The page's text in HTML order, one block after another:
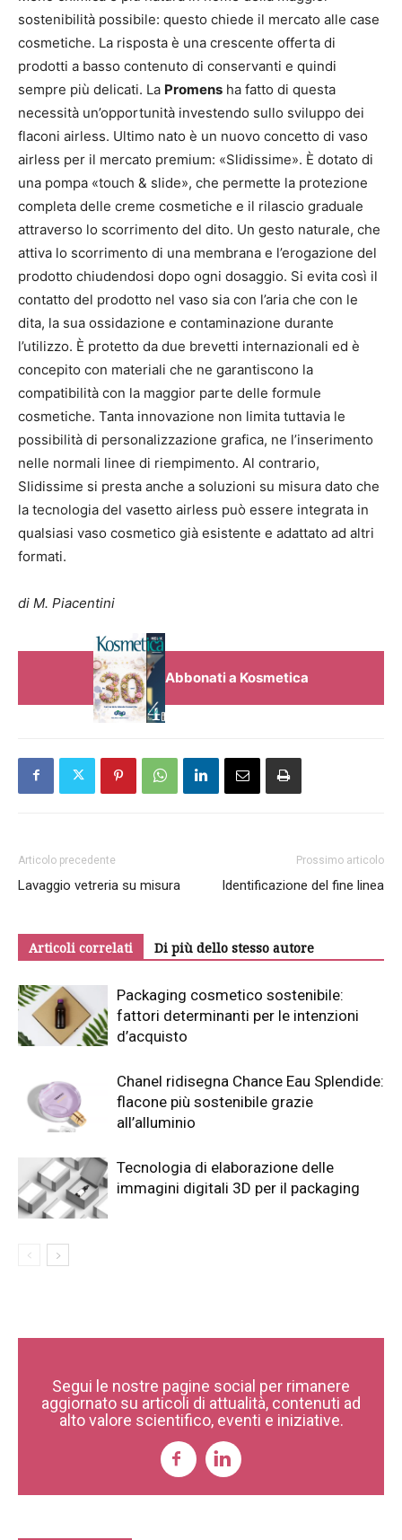
sostenibilità possibile: questo chiede il mercato alle case
cosmetiche. La risposta è una crescente offerta di
prodotti a basso contenuto di conservanti e quindi
sempre più delicati. La Promens ha fatto di questa
necessità un’opportunità investendo sullo sviluppo dei
flaconi airless. Ultimo nato è un nuovo concetto di vaso
airless per il mercato premium: «Slidissime». È dotato di
una pompa «touch & slide», che permette la protezione
completa delle creme cosmetiche e il rilascio graduale
attraverso lo scorrimento del dito. Un gesto naturale, che
attiva lo scorrimento di una membrana e l’erogazione del
prodotto chiudendosi dopo ogni dosaggio. Si evita così il
contatto del prodotto nel vaso sia con l’aria che con le
dita, la sua ossidazione e contaminazione durante
l’utilizzo. È protetto da due brevetti internazionali ed è
concepito con materiali che ne garantiscono la
compatibilità con la maggior parte delle formule
cosmetiche. Tanta innovazione non limita tuttavia le
possibilità di personalizzazione grafica, ne l’inserimento
nelle normali linee di riempimento. Al contrario,
Slidissime si presta anche a soluzioni su misura dato che
la tecnologia del vasetto airless può essere integrata in
qualsiasi vaso cosmetico già esistente e adattato ad altri
formati.
di M. Piacentini
Abbonati a Kosmetica
Articolo precedente
Lavaggio vetreria su misura
Prossimo articolo
Identificazione del fine linea
Articoli correlati Di più dello stesso autore
Packaging cosmetico sostenibile:
fattori determinanti per le intenzioni
d’acquisto
Chanel ridisegna Chance Eau Splendide:
flacone più sostenibile grazie
all’alluminio
Tecnologia di elaborazione delle
immagini digitali 3D per il packaging
Segui le nostre pagine social per rimanere
aggiornato su articoli di attualità, contenuti ad
alto valore scientifico, eventi e iniziative.